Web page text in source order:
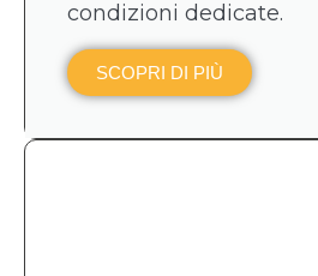
condizioni dedicate.
SCOPRI DI PIÙ